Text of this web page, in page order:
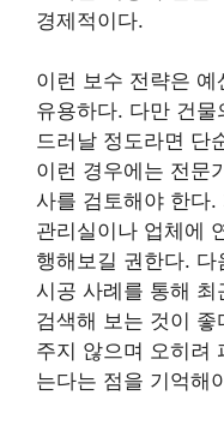
경제적이다.
이런 보수 전략은 예
유용하다. 다만 건
드러날 정도라면 단
이런 경우에는 전문
사를 검토해야 한다
관리실이나 업체에
행해보길 권한다.
시공 사례를 통해
검색해 보는 것이
주지 않으며 오히려
는다는 점을 기억해